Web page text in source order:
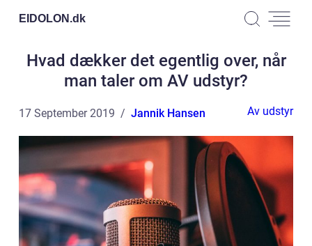
EIDOLON.dk
Hvad dækker det egentlig over, når
man taler om AV udstyr?
17 September 2019 Jannik Hansen Av udstyr